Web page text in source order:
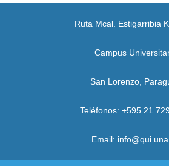
Ruta Mcal. Estigarribia
Campus
San Lorenzo,
Teléfonos: +595 21
Email: